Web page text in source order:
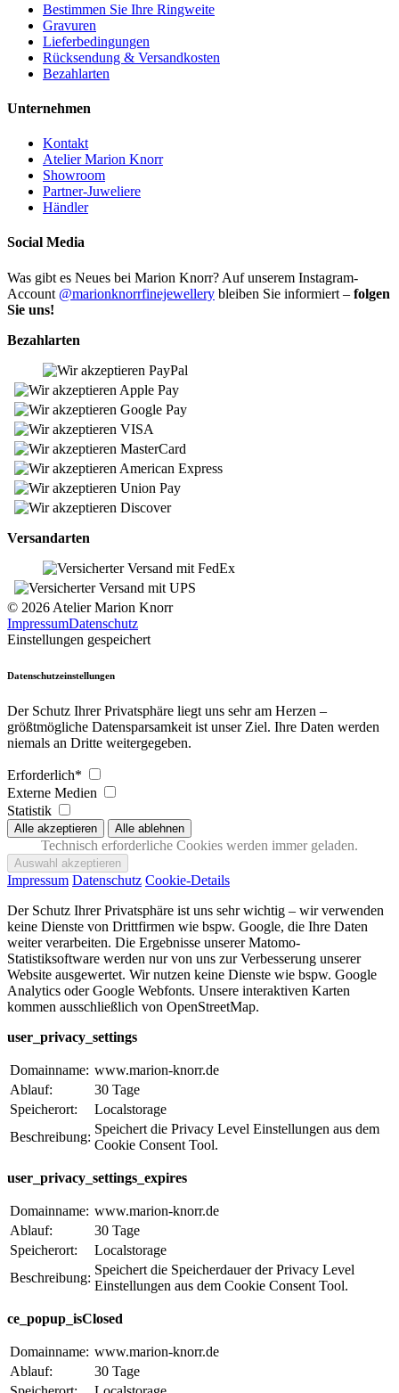
Bestimmen Sie Ihre Ringweite
Gravuren
Lieferbedingungen
Rücksendung & Versandkosten
Bezahlarten
Unternehmen
Kontakt
Atelier Marion Knorr
Showroom
Partner-Juweliere
Händler
Social Media
Was gibt es Neues bei Marion Knorr? Auf unserem Instagram-
Account @marionknorrfinejewellery bleiben Sie informiert – folgen
Sie uns!
Bezahlarten
Versandarten
© 2026 Atelier Marion Knorr
ImpressumDatenschutz
Einstellungen gespeichert
Datenschutzeinstellungen
Der Schutz Ihrer Privatsphäre liegt uns sehr am Herzen –
größtmögliche Datensparsamkeit ist unser Ziel. Ihre Daten werden
niemals an Dritte weitergegeben.
Erforderlich*
Externe Medien
Statistik
Technisch erforderliche Cookies werden immer geladen.
Impressum Datenschutz Cookie-Details
Der Schutz Ihrer Privatsphäre ist uns sehr wichtig – wir verwenden
keine Dienste von Drittfirmen wie bspw. Google, die Ihre Daten
weiter verarbeiten. Die Ergebnisse unserer Matomo-
Statistiksoftware werden nur von uns zur Verbesserung unserer
Website ausgewertet. Wir nutzen keine Dienste wie bspw. Google
Analytics oder Google Webfonts. Unsere interaktiven Karten
kommen ausschließlich von OpenStreetMap.
user_privacy_settings
Domainname: www.marion-knorr.de
Ablauf:
30 Tage
Speicherort:
Localstorage
Beschreibung:
Speichert die Privacy Level Einstellungen aus dem
Cookie Consent Tool.
user_privacy_settings_expires
Domainname: www.marion-knorr.de
Ablauf:
30 Tage
Speicherort:
Localstorage
Beschreibung:
Speichert die Speicherdauer der Privacy Level
Einstellungen aus dem Cookie Consent Tool.
ce_popup_isClosed
Domainname: www.marion-knorr.de
Ablauf:
30 Tage